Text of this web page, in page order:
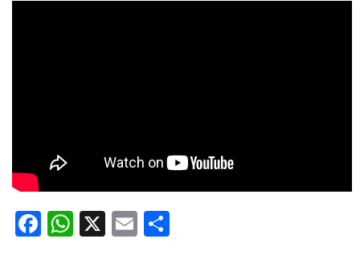
FacebookWhatsApp Email